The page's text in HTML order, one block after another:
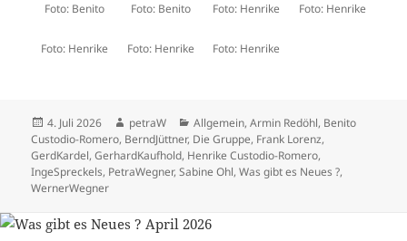
Foto: Benito Foto: Benito Foto: Henrike Foto: Henrike
Foto: Henrike Foto: Henrike Foto: Henrike
Veröffentlicht
am
4. Juli 2026 Autor
petraW Kategorien
Allgemein,Armin Redöhl, Benito
Custodio-Romero, BerndJüttner, Die Gruppe, Frank Lorenz,
GerdKardel,GerhardKaufhold, Henrike Custodio-Romero,
IngeSpreckels, PetraWegner,Sabine Ohl,Was gibt es Neues ?,
WernerWegner